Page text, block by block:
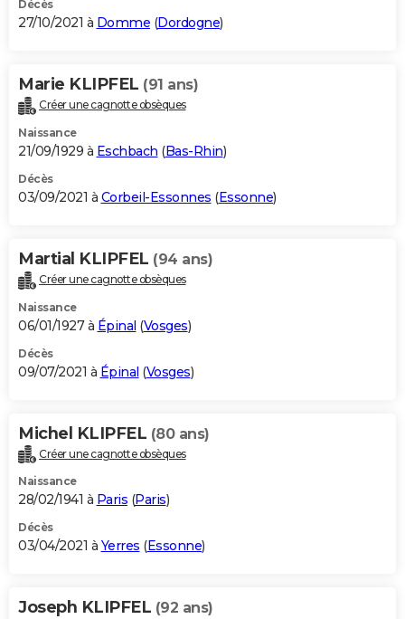
Décès
27/10/2021 à Domme (Dordogne)
Marie KLIPFEL (91 ans)
Créer une cagnotte obsèques
Naissance
21/09/1929 à Eschbach (Bas-Rhin)
Décès
03/09/2021 à Corbeil-Essonnes (Essonne)
Martial KLIPFEL (94 ans)
Créer une cagnotte obsèques
Naissance
06/01/1927 à Épinal (Vosges)
Décès
09/07/2021 à Épinal (Vosges)
Michel KLIPFEL (80 ans)
Créer une cagnotte obsèques
Naissance
28/02/1941 à Paris (Paris)
Décès
03/04/2021 à Yerres (Essonne)
Joseph KLIPFEL (92 ans)